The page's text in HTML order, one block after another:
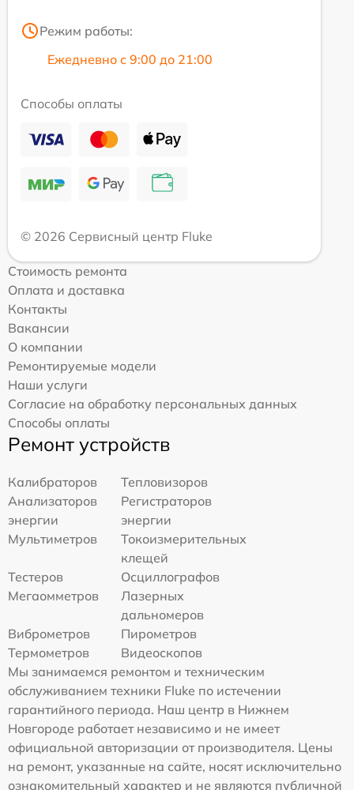
Режим работы:
Ежедневно с 9:00 до 21:00
Способы оплаты
© 2026 Сервисный центр Fluke
Стоимость ремонта
Оплата и доставка
Контакты
Вакансии
О компании
Ремонтируемые модели
Наши услуги
Согласие на обработку персональных данных
Способы оплаты
Ремонт устройств
Калибраторов
Тепловизоров
Анализаторов
энергии
Регистраторов
энергии
Мультиметров
Токоизмерительных
клещей
Тестеров
Осциллографов
Мегаомметров
Лазерных
дальномеров
Виброметров
Пирометров
Термометров
Видеоскопов
Мы занимаемся ремонтом и техническим
обслуживанием техники Fluke по истечении
гарантийного периода. Наш центр в Нижнем
Новгороде работает независимо и не имеет
официальной авторизации от производителя. Цены
на ремонт, указанные на сайте, носят исключительно
ознакомительный характер и не являются публичной